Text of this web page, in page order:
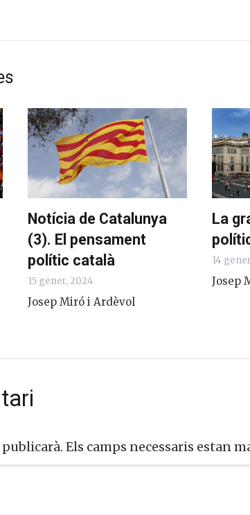
Notícia de Catalunya
(3). El pensament
polític català
15 gener, 2024
Josep Miró i Ardèvol
La
14
Josep
publicarà. Els camps necessaris estan